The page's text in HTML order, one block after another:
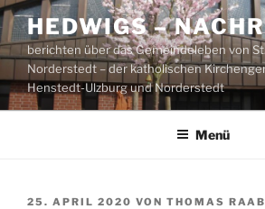
Zum
Inhalt
springen
HEDWIGS –
berichten über das Gemeindeleben von
Norderstedt – der katholischen
Henstedt-Ulzburg und Norderstedt
Menü
VERÖFFENTLICHT
25. APRIL 2020 VON THOMAS RAAB